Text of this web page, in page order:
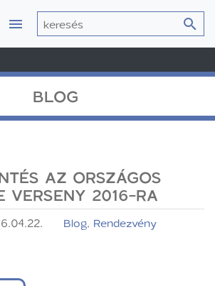
BLOG
AZ ORSZÁGOS
VERSENY 2016-RA
Blog, Rendezvény